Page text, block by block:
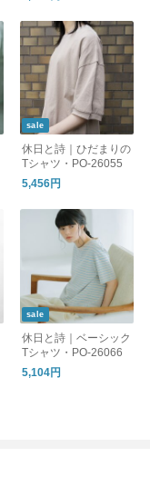
sale
休日と詩｜ひだまりの
Tシャツ・PO-26055
5,456円
sale
休日と詩｜ベーシック
Tシャツ・PO-26066
5,104円